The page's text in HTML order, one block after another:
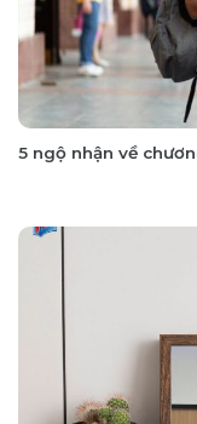
5 ngộ nhận về